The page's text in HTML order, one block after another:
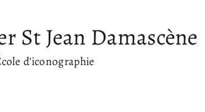
St Jean Damascène
d’iconographie